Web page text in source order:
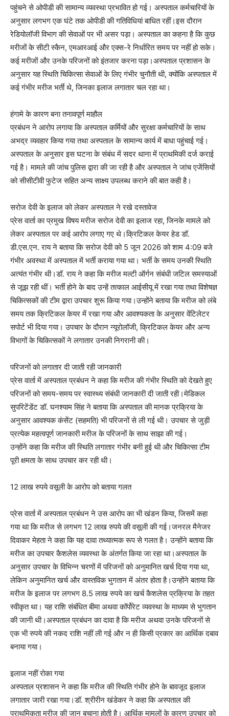
पहुंचने से ओपीडी की सामान्य व्यवस्था प्रभावित हो गई। अस्पताल कर्मचारियों के
अनुसार लगभग एक घंटे तक ओपीडी की गतिविधियां बाधित रहीं।इस दौरान
रेडियोलॉजी विभाग की सेवाओं पर भी असर पड़ा। अस्पताल का कहना है कि कुछ
मरीजों के सीटी स्कैन, एमआरआई और एक्स-रे निर्धारित समय पर नहीं हो सके।
कई मरीजों और उनके परिजनों को इंतजार करना पड़ा।अस्पताल प्रशासन के
अनुसार यह स्थिति चिकित्सा सेवाओं के लिए गंभीर चुनौती थी, क्योंकि अस्पताल में
कई गंभीर मरीज भर्ती थे, जिनका इलाज लगातार चल रहा था।
हंगामे के कारण बना तनावपूर्ण माहौल
प्रबंधन ने आरोप लगाया कि अस्पताल कर्मियों और सुरक्षा कर्मचारियों के साथ
अभद्र व्यवहार किया गया तथा अस्पताल के सामान्य कार्य में बाधा पहुंचाई गई।
अस्पताल के अनुसार इस घटना के संबंध में सदर थाना में प्राथमिकी दर्ज कराई
गई है। मामले की जांच पुलिस द्वारा की जा रही है और अस्पताल ने जांच एजेंसियों
को सीसीटीवी फुटेज सहित अन्य साक्ष्य उपलब्ध कराने की बात कही है।
सरोज देवी के इलाज को लेकर अस्पताल ने रखे दस्तावेज
प्रेस वार्ता का प्रमुख विषय मरीज सरोज देवी का इलाज रहा, जिनके मामले को
लेकर अस्पताल पर कई आरोप लगाए गए थे।क्रिटिकल केयर हेड डॉ.
डी.एस.एन. राय ने बताया कि सरोज देवी को 5 जून 2026 को शाम 4:09 बजे
गंभीर अवस्था में अस्पताल में भर्ती कराया गया था। भर्ती के समय उनकी स्थिति
अत्यंत गंभीर थी।डॉ. राय ने कहा कि मरीज मल्टी ऑर्गन संबंधी जटिल समस्याओं
से जूझ रही थीं। भर्ती होने के बाद उन्हें तत्काल आईसीयू में रखा गया तथा विशेषज्ञ
चिकित्सकों की टीम द्वारा उपचार शुरू किया गया।उन्होंने बताया कि मरीज को लंबे
समय तक क्रिटिकल केयर में रखा गया और आवश्यकता के अनुसार वेंटिलेटर
सपोर्ट भी दिया गया। उपचार के दौरान न्यूरोलॉजी, क्रिटिकल केयर और अन्य
विभागों के चिकित्सकों ने लगातार उनकी निगरानी की।
परिजनों को लगातार दी जाती रही जानकारी
प्रेस वार्ता में अस्पताल प्रबंधन ने कहा कि मरीज की गंभीर स्थिति को देखते हुए
परिजनों को समय-समय पर स्वास्थ्य संबंधी जानकारी दी जाती रही।मेडिकल
सुपरिटेंडेंट डॉ. घनश्याम सिंह ने बताया कि अस्पताल की मानक प्रक्रिया के
अनुसार आवश्यक कंसेंट (सहमति) भी परिजनों से ली गई थी। उपचार से जुड़ी
प्रत्येक महत्वपूर्ण जानकारी मरीज के परिजनों के साथ साझा की गई।
उन्होंने कहा कि मरीज की स्थिति लगातार गंभीर बनी हुई थी और चिकित्सा टीम
पूरी क्षमता के साथ उपचार कर रही थी।
12 लाख रुपये वसूली के आरोप को बताया गलत
प्रेस वार्ता में अस्पताल प्रबंधन ने उस आरोप का भी खंडन किया, जिसमें कहा
गया था कि मरीज से लगभग 12 लाख रुपये की वसूली की गई।जनरल मैनेजर
दिवाकर मेहता ने कहा कि यह दावा तथ्यात्मक रूप से गलत है। उन्होंने बताया कि
मरीज का उपचार कैशलेस व्यवस्था के अंतर्गत किया जा रहा था।अस्पताल के
अनुसार उपचार के विभिन्न चरणों में परिजनों को अनुमानित खर्च दिया गया था,
लेकिन अनुमानित खर्च और वास्तविक भुगतान में अंतर होता है।उन्होंने बताया कि
मरीज के इलाज पर लगभग 8.5 लाख रुपये का खर्च कैशलेस प्रक्रिया के तहत
स्वीकृत था। यह राशि संबंधित बीमा अथवा कॉर्पोरेट व्यवस्था के माध्यम से भुगतान
की जानी थी।अस्पताल प्रबंधन का दावा है कि मरीज अथवा उनके परिजनों से
एक भी रुपये की नकद राशि नहीं ली गई और न ही किसी प्रकार का आर्थिक दबाव
बनाया गया।
इलाज नहीं रोका गया
अस्पताल प्रशासन ने कहा कि मरीज की स्थिति गंभीर होने के बावजूद इलाज
लगातार जारी रखा गया।डॉ. श्रीरीन खंडेकर ने कहा कि अस्पताल की
प्राथमिकता मरीज की जान बचाना होती है। आर्थिक मामलों के कारण उपचार को